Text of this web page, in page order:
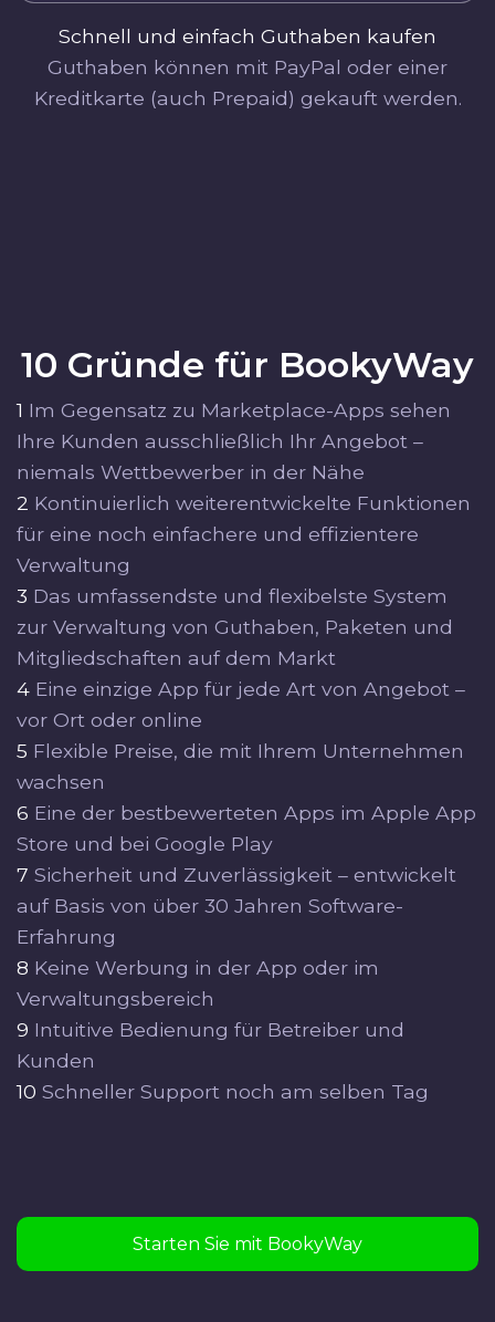
Schnell und einfach Guthaben kaufen
Guthaben können mit PayPal oder einer
Kreditkarte (auch Prepaid) gekauft werden.
10 Gründe für BookyWay
1 Im Gegensatz zu Marketplace-Apps sehen
Ihre Kunden ausschließlich Ihr Angebot –
niemals Wettbewerber in der Nähe
2 Kontinuierlich weiterentwickelte Funktionen
für eine noch einfachere und effizientere
Verwaltung
3 Das umfassendste und flexibelste System
zur Verwaltung von Guthaben, Paketen und
Mitgliedschaften auf dem Markt
4 Eine einzige App für jede Art von Angebot –
vor Ort oder online
5 Flexible Preise, die mit Ihrem Unternehmen
wachsen
6 Eine der bestbewerteten Apps im Apple App
Store und bei Google Play
7 Sicherheit und Zuverlässigkeit – entwickelt
auf Basis von über 30 Jahren Software-
Erfahrung
8 Keine Werbung in der App oder im
Verwaltungsbereich
9 Intuitive Bedienung für Betreiber und
Kunden
10 Schneller Support noch am selben Tag
Starten Sie mit BookyWay